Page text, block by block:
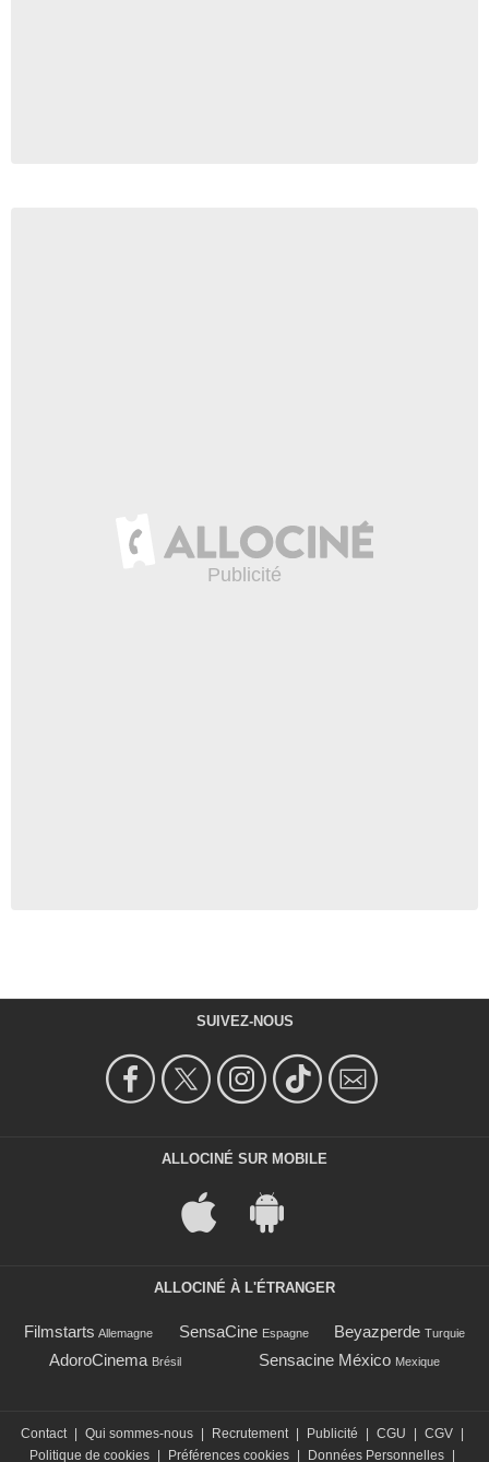
SUIVEZ-NOUS
ALLOCINÉ SUR MOBILE
ALLOCINÉ À L'ÉTRANGER
Filmstarts Allemagne SensaCine Espagne Beyazperde Turquie
AdoroCinema Brésil Sensacine México Mexique
Contact Qui sommes-nous Recrutement Publicité CGU CGV
Politique de cookies
Préférences cookies Données Personnelles